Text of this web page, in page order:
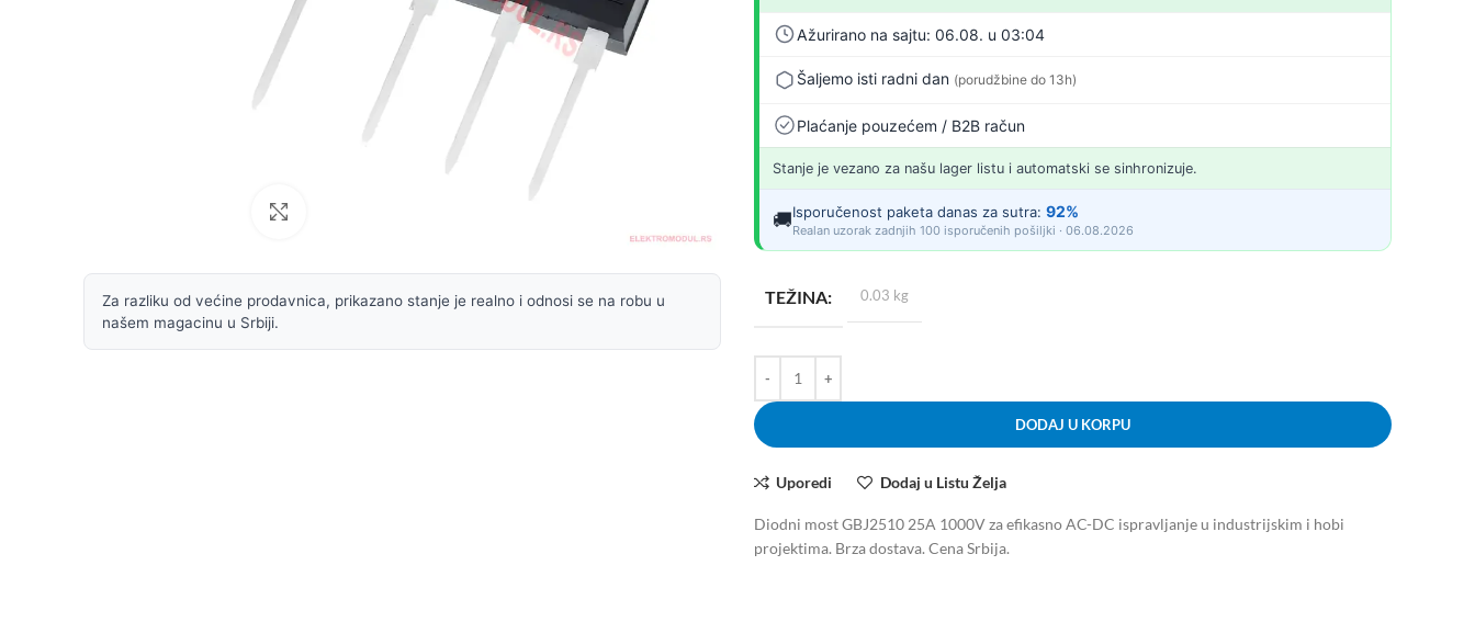
Za razliku od većine prodavnica, prikazano stanje je realno i odnosi se na robu u
našem magacinu u Srbiji.
Ažurirano na sajtu: 06.08. u 03:04
Šaljemo isti radni dan (porudžbine do 13h)
Plaćanje pouzećem / B2B račun
Stanje je vezano za našu lager listu i automatski se sinhronizuje.
🚚Isporučenost paketa danas za sutra: 92%
Realan uzorak zadnjih 100 isporučenih pošiljki · 06.08.2026
TEŽINA 0.03 kg
DODAJ U KORPU
Uporedi Dodaj u Listu Želja
Diodni most GBJ2510 25A 1000V za efikasno AC-DC ispravljanje u industrijskim i hobi
projektima. Brza dostava. Cena Srbija.